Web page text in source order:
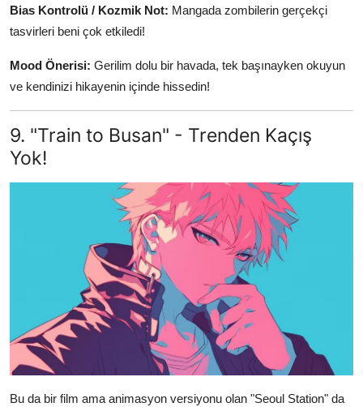
Bias Kontrolü / Kozmik Not: Mangada zombilerin gerçekçi
tasvirleri beni çok etkiledi!
Mood Önerisi: Gerilim dolu bir havada, tek başınayken okuyun
ve kendinizi hikayenin içinde hissedin!
9. "Train to Busan" - Trenden Kaçış
Yok!
Bu da bir film ama animasyon versiyonu olan "Seoul Station" da